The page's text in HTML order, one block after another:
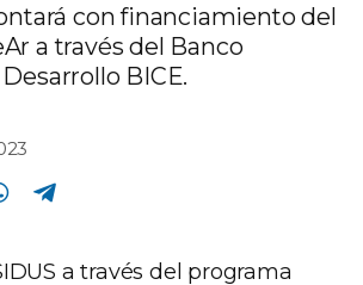
con financiamiento del
a través del Banco
BICE.
a través del programa